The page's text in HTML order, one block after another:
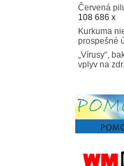
Červená
108 686 x
Kurkuma
prospešné
„Vírusy“,
vplyv na